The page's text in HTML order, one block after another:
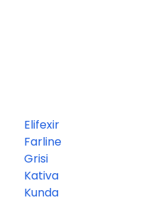
Elifexir
Farline
Grisi
Kativa
Kunda